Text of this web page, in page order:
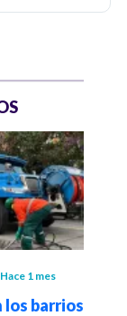
Hace 1 mes
los barrios